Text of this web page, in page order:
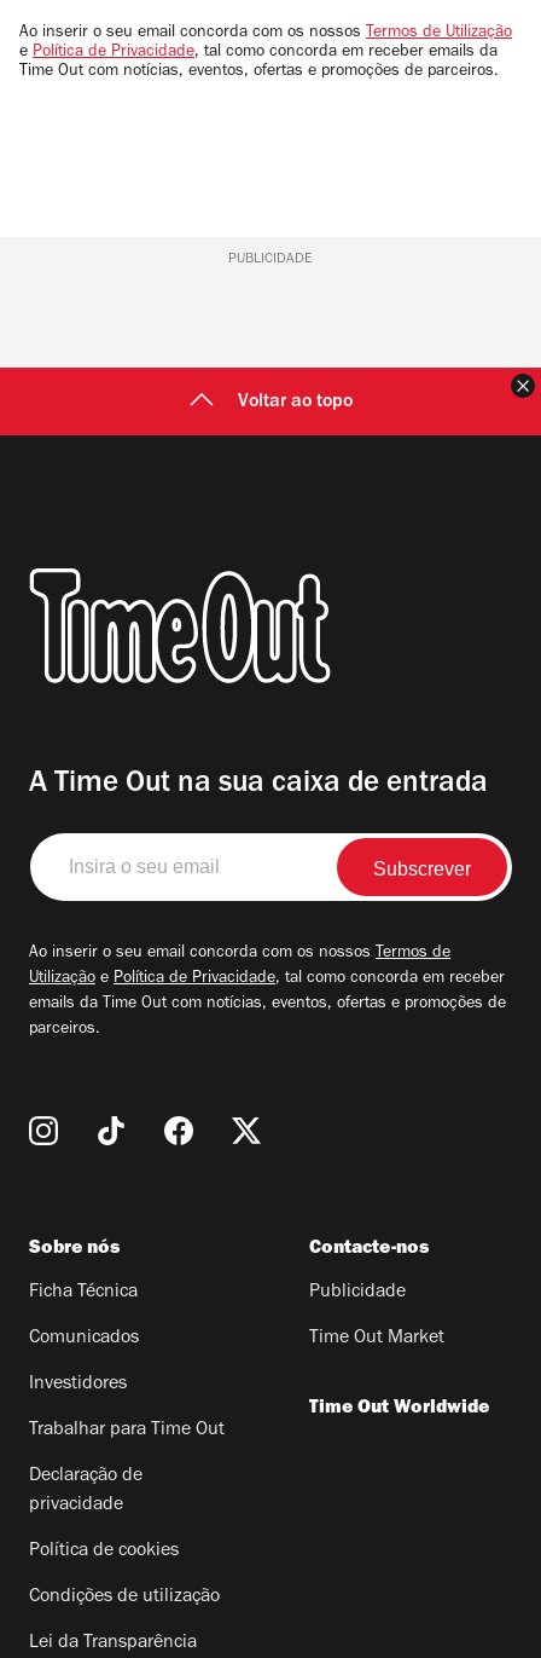
email
Ao inserir o seu email concorda com os nossos Termos de Utilização
e Política de Privacidade, tal como concorda em receber emails da
Time Out com notícias, eventos, ofertas e promoções de parceiros.
PUBLICIDADE
Voltar ao topo
A Time Out na sua caixa de entrada
Insira
o
seu
Ao inserir o seu email concorda com os nossos Termos de
Utilização e Política de Privacidade, tal como concorda em receber
emails da Time Out com notícias, eventos, ofertas e promoções de
parceiros.
Sobre nós
Ficha Técnica
Comunicados
Investidores
Trabalhar para Time Out
Declaração de
privacidade
Política de cookies
Condições de utilização
Lei da Transparência
Contacte-nos
Publicidade
Time Out Market
Time Out Worldwide